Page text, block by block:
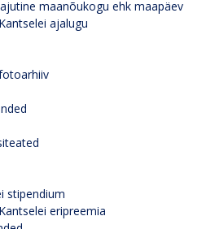
maanõukogu ehk maapäev
ajalugu
stipendium
eripreemia